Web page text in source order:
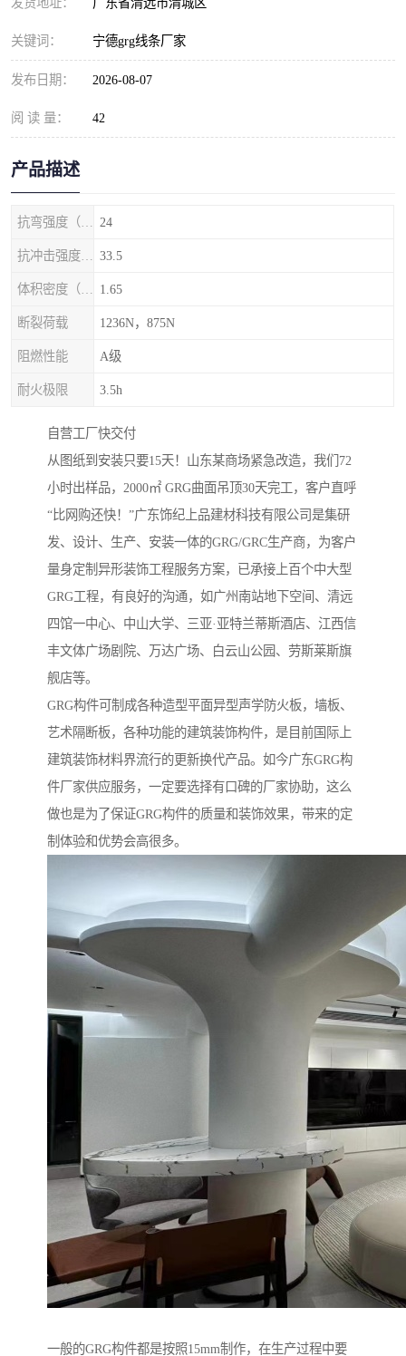
关键词： 宁德grg线条厂家
发布日期： 2026-08-07
阅 读 量： 42
产品描述
24
33.5
1.65
断裂荷载 1236N，875N
阻燃性能 A级
耐火极限 3.5h
自营工厂快交付‌
从图纸到安装只要15天！山东某商场紧急改造，我们72
小时出样品，2000㎡ GRG曲面吊顶30天完工，客户直呼
“比网购还快！”广东饰纪上品建材科技有限公司是集研
发、设计、生产、安装一体的GRG/GRC生产商，为客户
量身定制异形装饰工程服务方案，已承接上百个中大型
GRG工程，有良好的沟通，如广州南站地下空间、清远
四馆一中心、中山大学、三亚·亚特兰蒂斯酒店、江西信
丰文体广场剧院、万达广场、白云山公园、劳斯莱斯旗
舰店等。
GRG构件可制成各种造型平面异型声学防火板，墙板、
艺术隔断板，各种功能的建筑装饰构件，是目前国际上
建筑装饰材料界流行的更新换代产品。如今广东GRG构
件厂家供应服务，一定要选择有口碑的厂家协助，这么
做也是为了保证GRG构件的质量和装饰效果，带来的定
制体验和优势会高很多。
一般的GRG构件都是按照15mm制作，在生产过程中要